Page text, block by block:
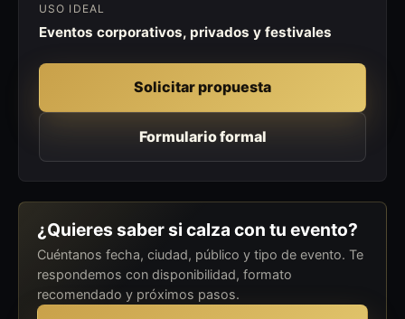
USO IDEAL
Eventos corporativos, privados y festivales
Solicitar propuesta
Formulario formal
¿Quieres saber si calza con tu evento?
Cuéntanos fecha, ciudad, público y tipo de evento. Te
respondemos con disponibilidad, formato
recomendado y próximos pasos.